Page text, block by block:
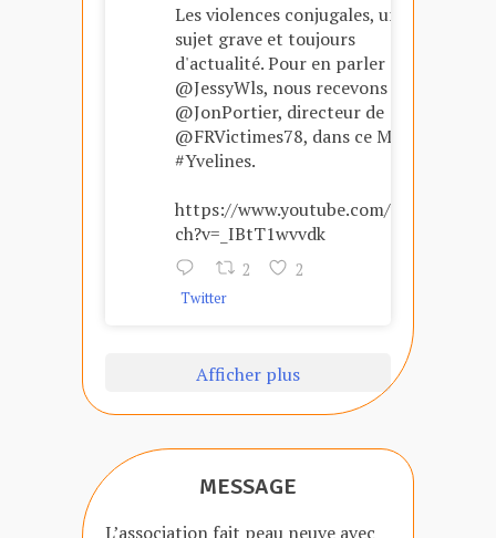
Les violences conjugales, un
sujet grave et toujours
d'actualité. Pour en parler avec
@JessyWls, nous recevons
@JonPortier, directeur de
@FRVictimes78, dans ce Mag
#Yvelines.
https://www.youtube.com/wat
ch?v=_IBtT1wvvdk
2 2
Twitter
Afficher plus
MESSAGE
L’association fait peau neuve avec